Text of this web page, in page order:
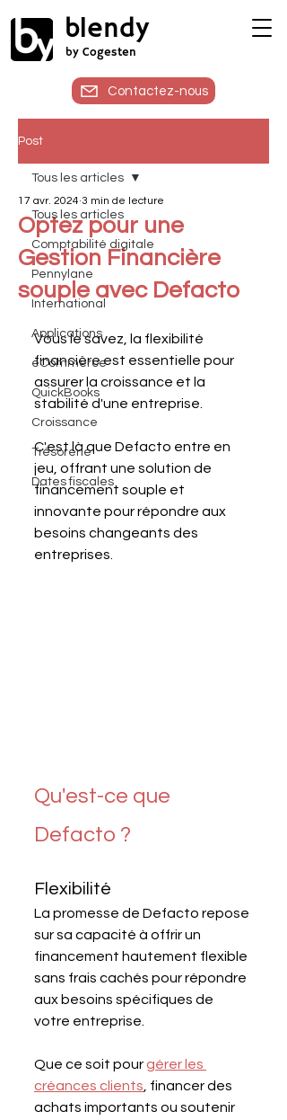
blendy
by Cogesten
Contactez-nous
Post
Tous les articles
Comptabilité digitale
Pennylane
International
Applications
eCommerce
QuickBooks
Croissance
Trésorerie
Dates fiscales
Tous les articles
Optez pour une
Gestion Financière
souple avec Defacto
17 avr. 2024 3 min de lecture
Vous le savez, la flexibilité
financière est essentielle pour
assurer la croissance et la
stabilité d'une entreprise.
C'est là que Defacto entre en
jeu, offrant une solution de
financement souple et
innovante pour répondre aux
besoins changeants des
entreprises.
Qu'est-ce que
Defacto ?
Flexibilité
La promesse de Defacto repose
sur sa capacité à offrir un
financement hautement flexible
sans frais cachés pour répondre
aux besoins spécifiques de
votre entreprise.
Que ce soit pour gérer les
créances clients , financer des
achats importants ou soutenir